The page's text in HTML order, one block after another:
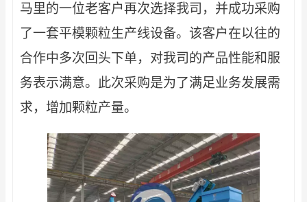
马里的一位老客户再次选择我司，并成功采购
了一套平模颗粒生产线设备。该客户在以往的
合作中多次回头下单，对我司的产品性能和服
务表示满意。此次采购是为了满足业务发展需
求，增加颗粒产量。